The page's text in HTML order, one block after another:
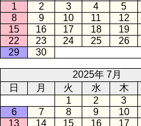
1
2 3 4 5
8
9 10 11 12
15
16 17 18 19
22
23 24 25 26
29
30
2025年 7月
日
月 火 水 木
1
2 3
6
7 8 9 10
13
14 15 16 17